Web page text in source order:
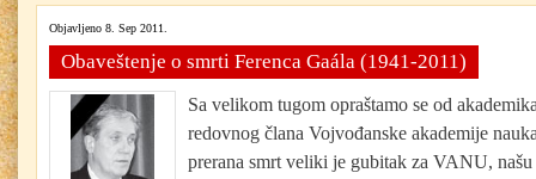
Objavljeno 8. Sep 2011.
Obaveštenje o smrti Ferenca Gaála (1941-2011)
Sa velikom tugom opraštamo se od
redovnog člana Vojvođanske akademije
prerana smrt veliki je gubitak za VANU,